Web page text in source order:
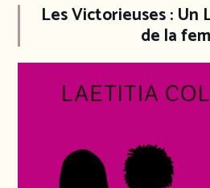
Les Victorieuses: Un
de la